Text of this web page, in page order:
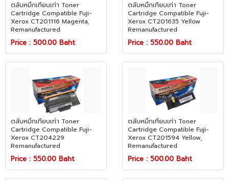
ตลับหมึกเทียบเท่า Toner
Cartridge Compatible Fuji-
Xerox CT201116 Magenta,
Remanufactured
Price : 500.00 Baht
ตลับหมึกเทียบเท่า Toner
Cartridge Compatible Fuji-
Xerox CT201635 Yellow
Remanufactured
Price : 550.00 Baht
ตลับหมึกเทียบเท่า Toner
Cartridge Compatible Fuji-
Xerox CT204229
Remanufactured
Price : 550.00 Baht
ตลับหมึกเทียบเท่า Toner
Cartridge Compatible Fuji-
Xerox CT201594 Yellow,
Remanufactured
Price : 500.00 Baht